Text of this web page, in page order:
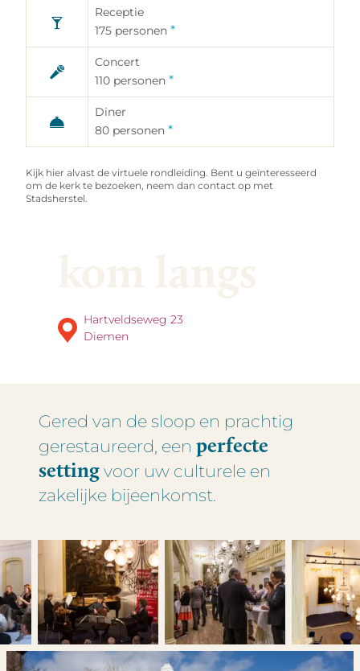
hebt in de huur van één van onze
eventlocaties; vul het formulier zo
passend antwoord kunnen geven.
Meerdere data ook mogelijk.
Deze site wordt beschermd door reCAPTCHA en
is Google’sGoogle’s privacybeleiden
servicevoorwaarden
van toepassing.
Receptie
175 personen *
Concert
110 personen *
Diner
80 personen *
Kijk hier alvast de virtuele rondleiding. Bent u geïnteresseerd
om de kerk te bezoeken, neem dan contact op met
Stadsherstel.
Hartveldseweg 23
Diemen
Gered van de sloop en prachtig
gerestaureerd, een perfecte
setting voor uw culturele en
zakelijke bijeenkomst.